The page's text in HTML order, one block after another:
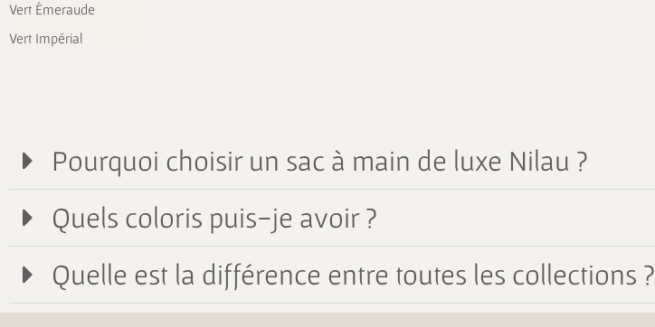
Vert Émeraude
Vert Impérial
Pourquoi choisir un sac à main de luxe Nilau ?
Quels coloris puis-je avoir ?
Quelle est la différence entre toutes les collections ?